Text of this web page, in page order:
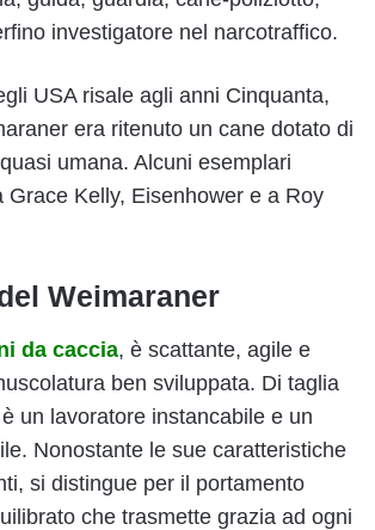
investigatore nel narcotraffico.
USA risale agli anni Cinquanta,
era ritenuto un cane dotato di
umana. Alcuni esemplari
Grace Kelly, Eisenhower e a Roy
Weimaraner
da caccia, è scattante, agile e
ben sviluppata. Di taglia
un lavoratore instancabile e un
Nonostante le sue caratteristiche
si distingue per il portamento
che trasmette grazia ad ogni